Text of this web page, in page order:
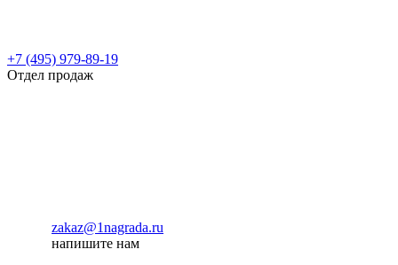
+7 (495) 979-89-19
Отдел продаж
zakaz@1nagrada.ru
напишите нам